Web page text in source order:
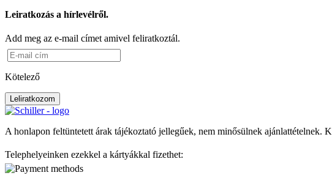
Leiratkozás a hírlevélről.
Add meg az e-mail címet amivel feliratkoztál.
Kötelező
Leliratkozom
A honlapon feltüntetett árak tájékoztató jellegűek, nem minősülnek ajánlattételnek.
Telephelyeinken ezekkel a kártyákkal fizethet: